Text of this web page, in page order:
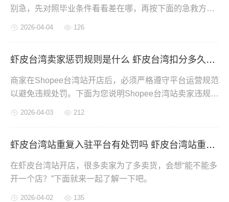
别急，先对照毕业条件看看差在哪，再按下面的急救方法
2026-04-04 126
虾皮台湾卖家惩罚规则是什么 虾皮台湾扣分多久清零
商家在Shopee台湾站开店后，必须严格遵守平台运营规范
以避免违规处罚。下面为您说明Shopee台湾站卖家违规扣
2026-04-03 212
虾皮台湾站重复入驻平台有处罚吗 虾皮台湾站重复入驻如何解决
在虾皮台湾站开店，很多卖家为了多卖货，会想“能不能多
开一个店？”下面就来一起了解一下吧。
2026-04-02 135